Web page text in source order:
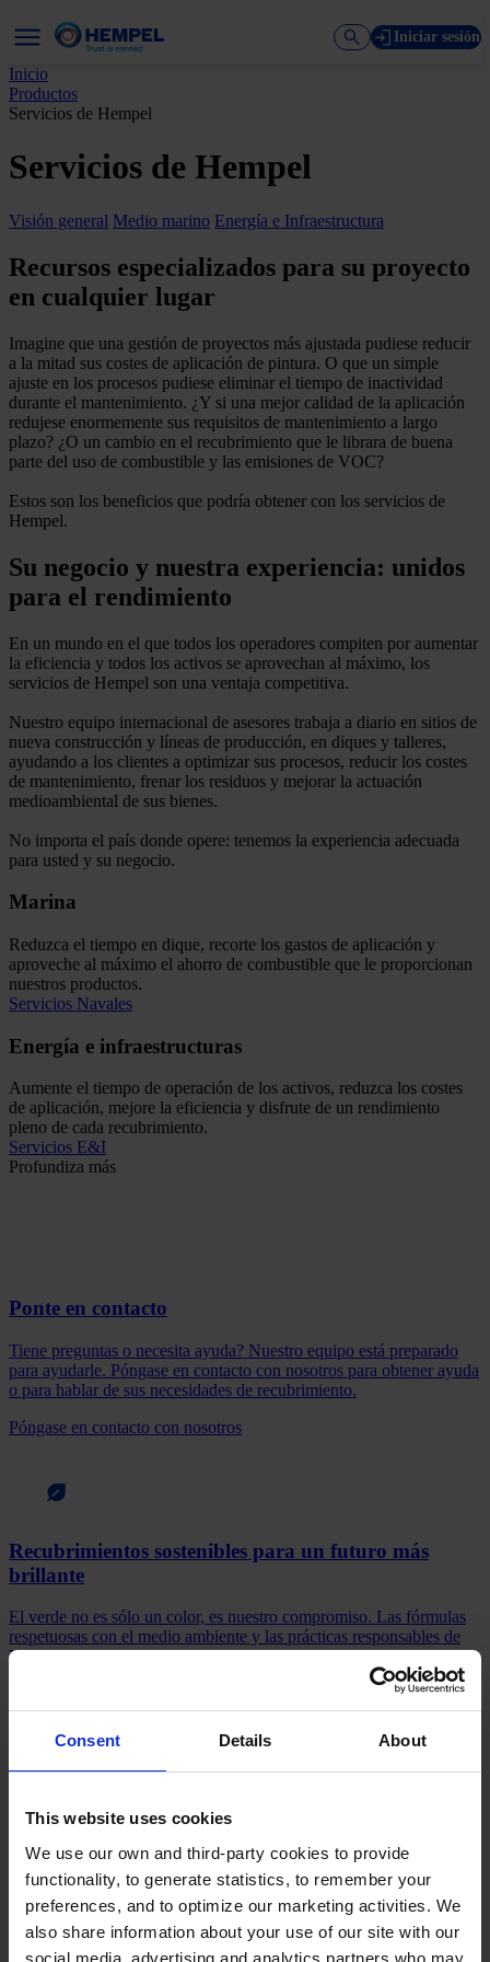
Consent Details About
This website uses cookies
We use our own and third-party cookies to provide
functionality, to generate statistics, to remember your
preferences, and to optimize our marketing activities. We
also share information about your use of our site with our
social media, advertising and analytics partners who may
Iniciar sesión
Inicio
Productos
Servicios de Hempel
Servicios de Hempel
Visión general Medio marino Energía e Infraestructura
Recursos especializados para su proyecto
en cualquier lugar
Imagine que una gestión de proyectos más ajustada pudiese reducir
a la mitad sus costes de aplicación de pintura. O que un simple
ajuste en los procesos pudiese eliminar el tiempo de inactividad
durante el mantenimiento. ¿Y si una mejor calidad de la aplicación
redujese enormemente sus requisitos de mantenimiento a largo
plazo? ¿O un cambio en el recubrimiento que le librara de buena
parte del uso de combustible y las emisiones de VOC?
Estos son los beneficios que podría obtener con los servicios de
Hempel.
Su negocio y nuestra experiencia: unidos
para el rendimiento
En un mundo en el que todos los operadores compiten por aumentar
la eficiencia y todos los activos se aprovechan al máximo, los
servicios de Hempel son una ventaja competitiva.
Nuestro equipo internacional de asesores trabaja a diario en sitios de
nueva construcción y líneas de producción, en diques y talleres,
ayudando a los clientes a optimizar sus procesos, reducir los costes
de mantenimiento, frenar los residuos y mejorar la actuación
medioambiental de sus bienes.
No importa el país donde opere: tenemos la experiencia adecuada
para usted y su negocio.
Marina
Reduzca el tiempo en dique, recorte los gastos de aplicación y
aproveche al máximo el ahorro de combustible que le proporcionan
nuestros productos.
Servicios Navales
Energía e infraestructuras
Aumente el tiempo de operación de los activos, reduzca los costes
de aplicación, mejore la eficiencia y disfrute de un rendimiento
pleno de cada recubrimiento.
Servicios E&I
Profundiza más
Ponte en contacto
Tiene preguntas o necesita ayuda? Nuestro equipo está preparado
para ayudarle. Póngase en contacto con nosotros para obtener ayuda
o para hablar de sus necesidades de recubrimiento.
Póngase en contacto con nosotros
Recubrimientos sostenibles para un futuro más
brillante
El verde no es sólo un color, es nuestro compromiso. Las fórmulas
respetuosas con el medio ambiente y las prácticas responsables de
Hempel contribuyen a un futuro sostenible.
Selector de sistema de pintado
Optimiza tu elección de recubrimiento: adapta tus necesidades a la
mejor solución de Hempel en solo unos clics. Prueba nuestro
selector y encuentra el sistema de pintado ideal.
Pruébalo ahora